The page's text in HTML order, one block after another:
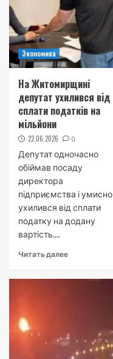
Экономика
На Житомирщині
депутат ухилився від
сплати податків на
мільйони
22.06.2026 0
Депутат одночасно
обіймав посаду
директора
підприємства і умисно
ухилився від сплати
податку на додану
вартість....
Читать далее